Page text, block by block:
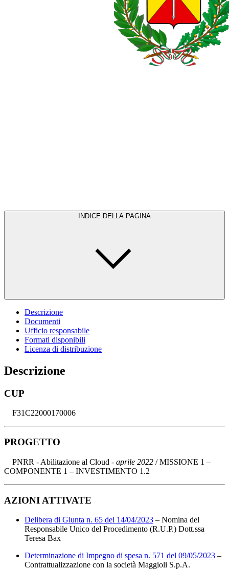
INDICE DELLA PAGINA
Descrizione
Documenti
Ufficio responsabile
Formati disponibili
Licenza di distribuzione
Descrizione
CUP
F31C22000170006
PROGETTO
PNRR - Abilitazione al Cloud - aprile 2022 / MISSIONE 1 –
COMPONENTE 1 – INVESTIMENTO 1.2
AZIONI ATTIVATE
Delibera di Giunta n. 65 del 14/04/2023 – Nomina del
Responsabile Unico del Procedimento (R.U.P.) Dott.ssa
Teresa Bax
Determinazione di Impegno di spesa n. 571 del 09/05/2023 –
Contrattualizzazione con la società Maggioli S.p.A.